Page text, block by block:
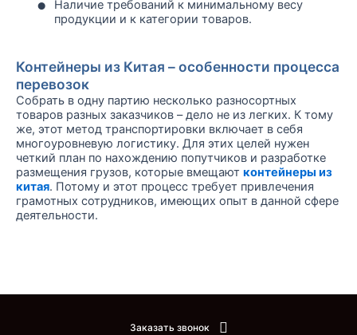
Наличие требований к минимальному весу
продукции и к категории товаров.
Контейнеры из Китая – особенности процесса
перевозок
Собрать в одну партию несколько разносортных
товаров разных заказчиков – дело не из легких. К тому
же, этот метод транспортировки включает в себя
многоуровневую логистику. Для этих целей нужен
четкий план по нахождению попутчиков и разработке
размещения грузов, которые вмещают контейнеры из
китая. Потому и этот процесс требует привлечения
грамотных сотрудников, имеющих опыт в данной сфере
деятельности.
Заказать звонок